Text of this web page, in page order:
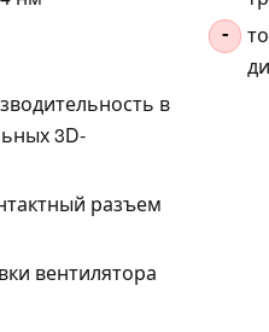
в
3D-
разъем
вентилятора
-